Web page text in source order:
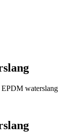
waterslang